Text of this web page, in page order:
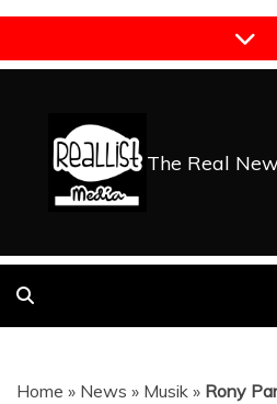
Skip
content
The Real
Home » News » Musik » Rony